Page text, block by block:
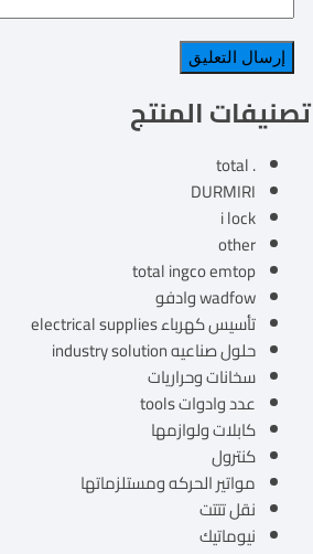
تصنيفات المنتج
. total
DURMIRI
i lock
other
total ingco emtop
wadfow وادفو
تأسيس كهرباء electrical supplies
حلول صناعيه industry solution
سخانات وحراريات
عدد وادوات tools
كابلات ولوازمها
كنترول
مواتير الحركه ومستلزماتها
نقل تتتت
نيوماتيك